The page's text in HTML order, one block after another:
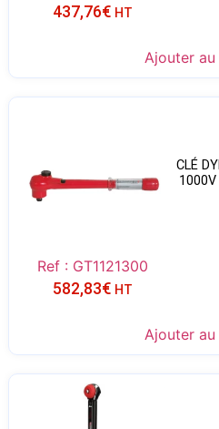
437,76€ HT
Ajouter
CLÉ
1000V
Ref : GT1121300
582,83€ HT
Ajouter